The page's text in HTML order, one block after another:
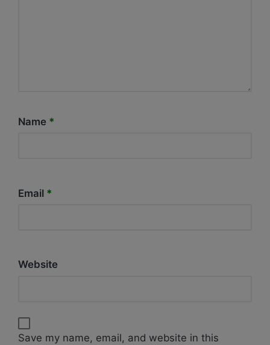
Name *
Email *
Website
Save my name, email, and website in this